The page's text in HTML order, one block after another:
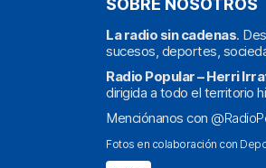
SOBRE NOSOTROS
La radio sin cadenas.
sucesos, deportes,
Radio Popular – Herri
dirigida a todo el territorio
Menciónanos con
Fotos en colaboración con